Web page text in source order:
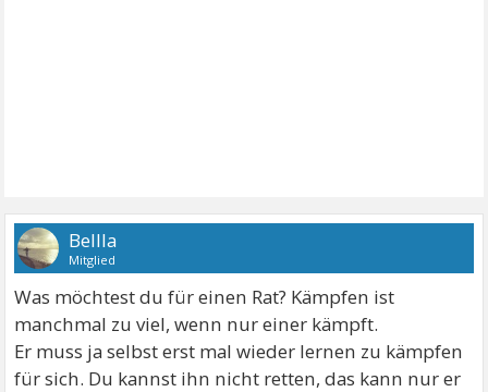
Bellla
Mitglied
Was möchtest du für einen Rat? Kämpfen ist
manchmal zu viel, wenn nur einer kämpft.
Er muss ja selbst erst mal wieder lernen zu kämpfen
für sich. Du kannst ihn nicht retten, das kann nur er